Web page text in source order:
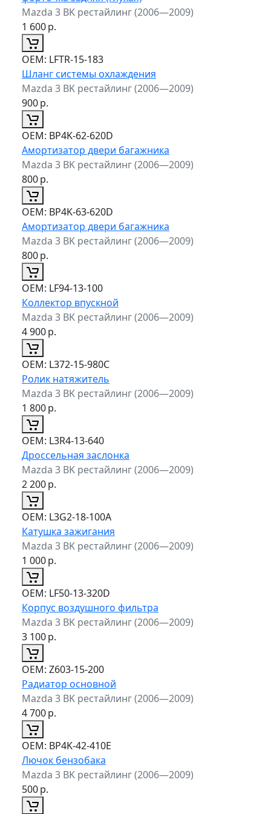
Mazda 3 BK рестайлинг (2006—2009)
1 600р.
ОЕМ: LFTR-15-183
Шланг системы охлаждения
Mazda 3 BK рестайлинг (2006—2009)
900р.
ОЕМ: BP4K-62-620D
Амортизатор двери багажника
Mazda 3 BK рестайлинг (2006—2009)
800р.
ОЕМ: BP4K-63-620D
Амортизатор двери багажника
Mazda 3 BK рестайлинг (2006—2009)
800р.
ОЕМ: LF94-13-100
Коллектор впускной
Mazda 3 BK рестайлинг (2006—2009)
4 900р.
ОЕМ: L372-15-980C
Ролик натяжитель
Mazda 3 BK рестайлинг (2006—2009)
1 800р.
ОЕМ: L3R4-13-640
Дроссельная заслонка
Mazda 3 BK рестайлинг (2006—2009)
2 200р.
ОЕМ: L3G2-18-100A
Катушка зажигания
Mazda 3 BK рестайлинг (2006—2009)
1 000р.
ОЕМ: LF50-13-320D
Корпус воздушного фильтра
Mazda 3 BK рестайлинг (2006—2009)
3 100р.
ОЕМ: Z603-15-200
Радиатор основной
Mazda 3 BK рестайлинг (2006—2009)
4 700р.
ОЕМ: BP4K-42-410E
Лючок бензобака
Mazda 3 BK рестайлинг (2006—2009)
500р.